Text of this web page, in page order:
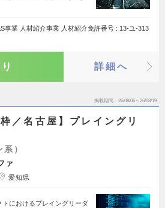
事業 人材紹介事業 人材紹介免許番号 : 13-ユ-313
詳細へ
掲載期間 26/08/06～26/08/19
枠／名古屋】プレイングリ
）
ァ
愛知県
トにおけるプレイングリーダ